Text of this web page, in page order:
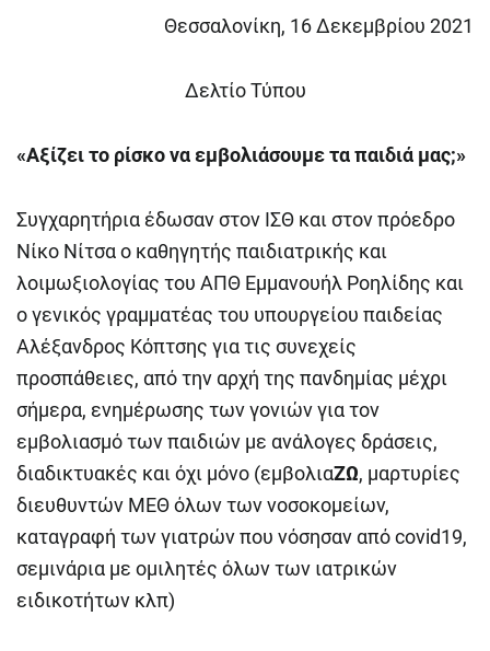
Θεσσαλονίκη, 16 Δεκεμβρίου 2021
Δελτίο Τύπου
«Αξίζει το ρίσκο να εμβολιάσουμε τα παιδιά μας;»
Συγχαρητήρια έδωσαν στον ΙΣΘ και στον πρόεδρο
Νίκο Νίτσα ο καθηγητής παιδιατρικής και
λοιμωξιολογίας του ΑΠΘ Εμμανουήλ Ροηλίδης και
ο γενικός γραμματέας του υπουργείου παιδείας
Αλέξανδρος Κόπτσης για τις συνεχείς
προσπάθειες, από την αρχή της πανδημίας μέχρι
σήμερα, ενημέρωσης των γονιών για τον
εμβολιασμό των παιδιών με ανάλογες δράσεις,
διαδικτυακές και όχι μόνο (εμβολιαΖΩ, μαρτυρίες
διευθυντών ΜΕΘ όλων των νοσοκομείων,
καταγραφή των γιατρών που νόσησαν από covid19,
σεμινάρια με ομιλητές όλων των ιατρικών
ειδικοτήτων κλπ)